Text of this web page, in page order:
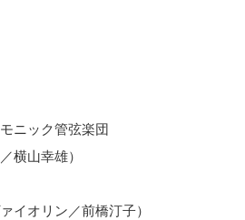
ニック管弦楽団
横山幸雄）
イオリン／前橋汀子）